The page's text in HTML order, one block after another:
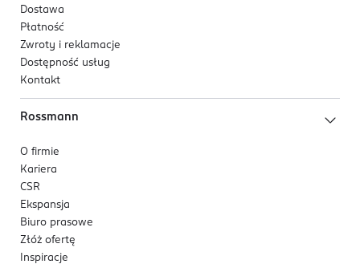
Dostawa
Płatność
Zwroty i reklamacje
Dostępność usług
Kontakt
Rossmann
O firmie
Kariera
CSR
Ekspansja
Biuro prasowe
Złóż ofertę
Inspiracje